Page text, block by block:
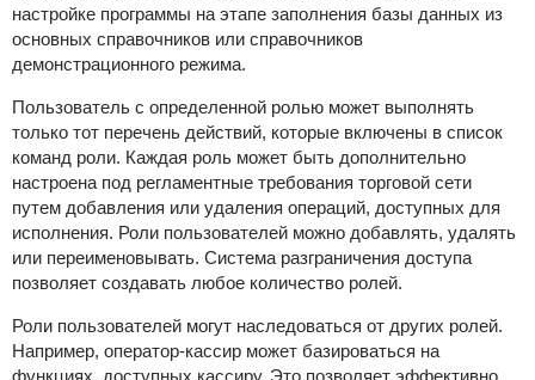
настройке программы на этапе заполнения базы данных из
основных справочников или справочников
демонстрационного режима.
Пользователь с определенной ролью может выполнять
только тот перечень действий, которые включены в список
команд роли. Каждая роль может быть дополнительно
настроена под регламентные требования торговой сети
путем добавления или удаления операций, доступных для
исполнения. Роли пользователей можно добавлять, удалять
или переименовывать. Система разграничения доступа
позволяет создавать любое количество ролей.
Роли пользователей могут наследоваться от других ролей.
Например, оператор-кассир может базироваться на
функциях, доступных кассиру. Это позволяет эффективно